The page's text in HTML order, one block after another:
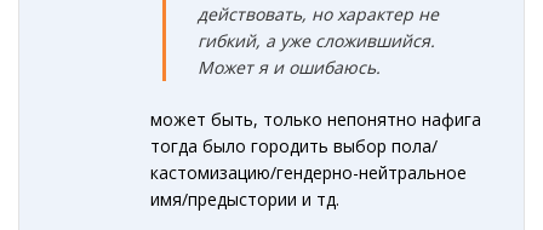
действовать, но характер не
гибкий, а уже сложившийся.
Может я и ошибаюсь.
может быть, только непонятно нафига
тогда было городить выбор пола/
кастомизацию/гендерно-нейтральное
имя/предыстории и тд.